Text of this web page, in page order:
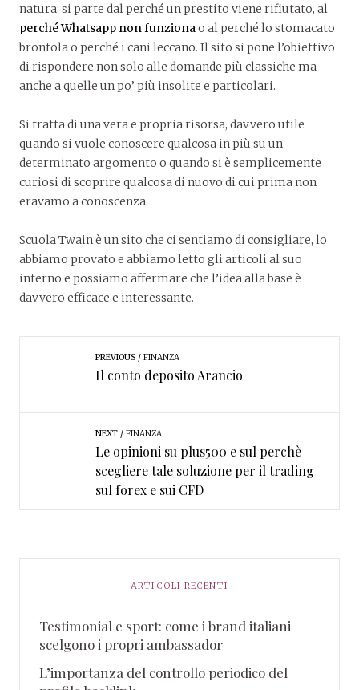
natura: si parte dal perché un prestito viene rifiutato, al
perché Whatsapp non funzionao al perché lo stomacato
brontola o perché i cani leccano. Il sito si pone l’obiettivo
di rispondere non solo alle domande più classiche ma
anche a quelle un po’ più insolite e particolari.
Si tratta di una vera e propria risorsa, davvero utile
quando si vuole conoscere qualcosa in più su un
determinato argomento o quando si è semplicemente
curiosi di scoprire qualcosa di nuovo di cui prima non
eravamo a conoscenza.
Scuola Twain è un sito che ci sentiamo di consigliare, lo
abbiamo provato e abbiamo letto gli articoli al suo
interno e possiamo affermare che l’idea alla base è
davvero efficace e interessante.
PREVIOUS FINANZA
Il conto deposito Arancio
NEXT FINANZA
Le opinioni su plus500 e sul perchè
scegliere tale soluzione per il trading
sul forex e sui CFD
ARTICOLI RECENTI
Testimonial e sport: come i brand italiani
scelgono i propri ambassador
L’importanza del controllo periodico del